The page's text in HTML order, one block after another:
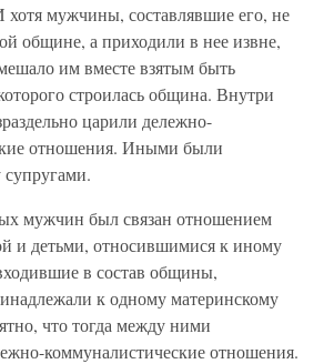
хотя мужчины, составлявшие его, не
общине, а приходили в нее извне,
им вместе взятым быть
строилась община. Внутри
царили дележно-
отношения. Иными были
мужчин был связан отношением
и детьми, относившимися к иному
в состав общины,
к одному материнскому
что тогда между ними
коммуналистические отношения.